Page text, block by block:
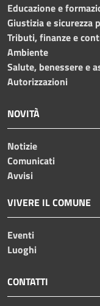
Educazione e
Giustizia e sicurezza
Tributi, finanze e
Ambiente
Salute, benessere e
Autorizzazioni
NOVITÀ
Notizie
Comunicati
Avvisi
VIVERE IL COMUNE
Eventi
Luoghi
CONTATTI